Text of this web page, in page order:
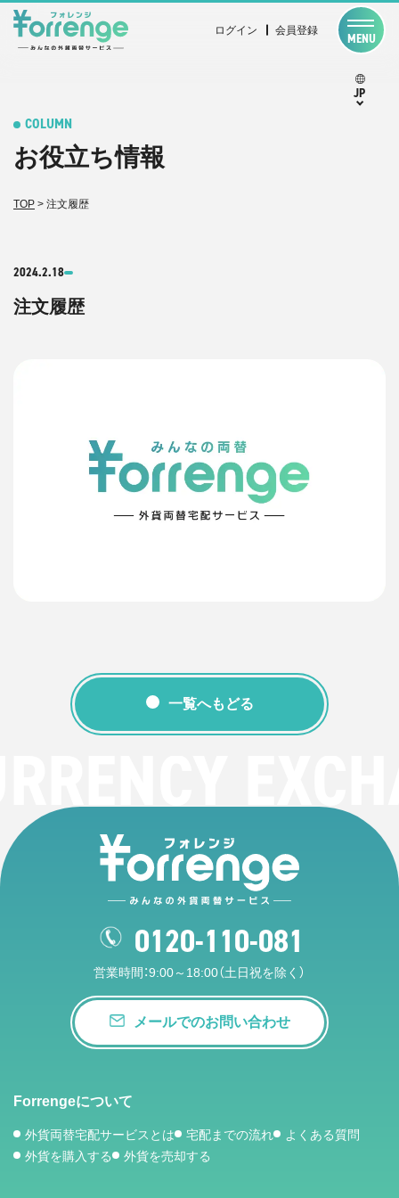
ログイン 会員登録
MENU
JP
COLUMN
お役立ち情報
TOP > 注文履歴
2024.2.18
注文履歴
一覧へもどる
0120-110-081
営業時間：9:00～18:00（土日祝を除く）
メールでのお問い合わせ
Forrengeについて
外貨両替宅配サービスとは 宅配までの流れ
よくある質問
外貨を購入する
外貨を売却する